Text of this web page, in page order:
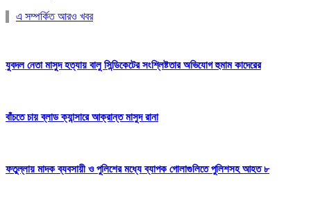
এ সম্পর্কিত আরও খবর
যুবদল নেতা মাসুদ হত্যায় বালু সিন্ডিকেটের সংশ্লিষ্টতার অভিযোগ হুমাম কাদেরের
বাঁচতে চায় ব্লাড ক্যান্সারে আক্রান্ত মাসুদ রানা
ফতুল্লায় মাদক ব্যবসায়ী ও পুলিশের মধ্যে ব্যাপক গোলাগুলিতে পুলিশসহ আহত ৮